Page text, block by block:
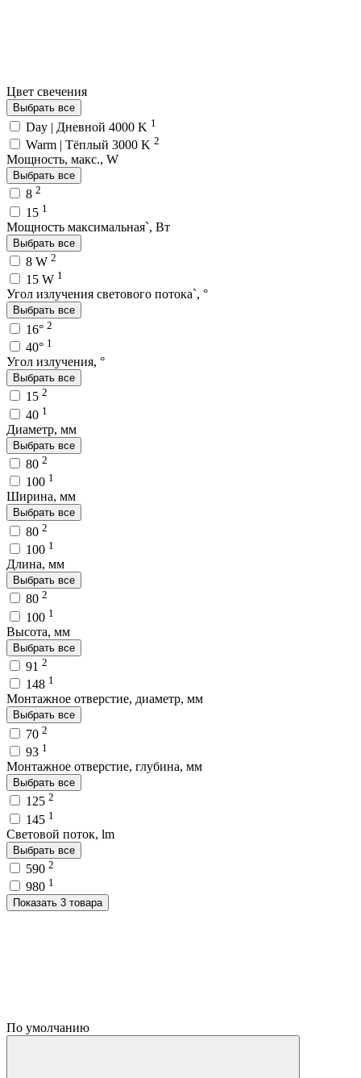
Цвет свечения
Выбрать все
Day | Дневной 4000 K 1
Warm | Тёплый 3000 K 2
Мощность, макс., W
Выбрать все
8 2
15 1
Мощность максимальная`, Вт
Выбрать все
8 W 2
15 W 1
Угол излучения светового потока`, °
Выбрать все
16° 2
40° 1
Угол излучения, °
Выбрать все
15 2
40 1
Диаметр, мм
Выбрать все
80 2
100 1
Ширина, мм
Выбрать все
80 2
100 1
Длина, мм
Выбрать все
80 2
100 1
Высота, мм
Выбрать все
91 2
148 1
Монтажное отверстие, диаметр, мм
Выбрать все
70 2
93 1
Монтажное отверстие, глубина, мм
Выбрать все
125 2
145 1
Световой поток, lm
Выбрать все
590 2
980 1
Показать 3 товара
По умолчанию